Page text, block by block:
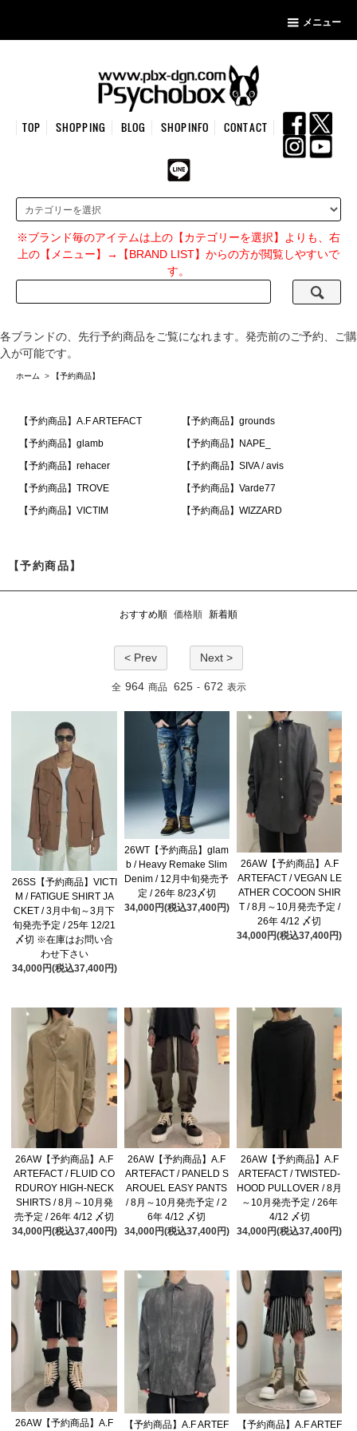
メニュー
TOP SHOPPING BLOG SHOPINFO CONTACT
※ブランド毎のアイテムは上の【カテゴリーを選択】よりも、右
上の【メニュー】→【BRAND LIST】からの方が閲覧しやすいで
す。
各ブランドの、先行予約商品をご覧になれます。発売前のご予約、ご購
入が可能です。
ホーム > 【予約商品】
【予約商品】A.F ARTEFACT
【予約商品】grounds
【予約商品】glamb
【予約商品】NAPE_
【予約商品】rehacer
【予約商品】SIVA / avis
【予約商品】TROVE
【予約商品】Varde77
【予約商品】VICTIM
【予約商品】WIZZARD
【予約商品】
おすすめ順 価格順 新着順
< Prev Next >
全 964 商品 625 - 672 表示
26SS【予約商品】VICTI
M / FATIGUE SHIRT JA
CKET / 3月中旬～3月下
旬発売予定 / 25年 12/21
〆切 ※在庫はお問い合
わせ下さい
34,000円(税込37,400円)
26WT【予約商品】glam
b / Heavy Remake Slim
Denim / 12月中旬発売予
定 / 26年 8/23〆切
34,000円(税込37,400円)
26AW【予約商品】A.F
ARTEFACT / VEGAN LE
ATHER COCOON SHIR
T / 8月～10月発売予定 /
26年 4/12 〆切
34,000円(税込37,400円)
26AW【予約商品】A.F
ARTEFACT / FLUID CO
RDUROY HIGH-NECK
SHIRTS / 8月～10月発
売予定 / 26年 4/12 〆切
34,000円(税込37,400円)
26AW【予約商品】A.F
ARTEFACT / PANELD S
AROUEL EASY PANTS
/ 8月～10月発売予定 / 2
6年 4/12 〆切
34,000円(税込37,400円)
26AW【予約商品】A.F
ARTEFACT / TWISTED-
HOOD PULLOVER / 8月
～10月発売予定 / 26年
4/12 〆切
34,000円(税込37,400円)
26AW【予約商品】A.F
【予約商品】A.F ARTEF
【予約商品】A.F ARTEF